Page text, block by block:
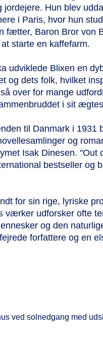
jordejere. Hun blev
i Paris, hvor hun
fætter, Baron Bror von
starte en kaffefarm.
udviklede Blixen en
og dets folk, hvilket
over for mange
i sit
til Danmark i 1931
og
Isak Dinesen. "Out
bestseller og
for sin rige, lyriske
værker udforsker ofte
og den
forfattere og en